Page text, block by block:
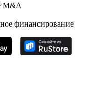
M&A
финансирование